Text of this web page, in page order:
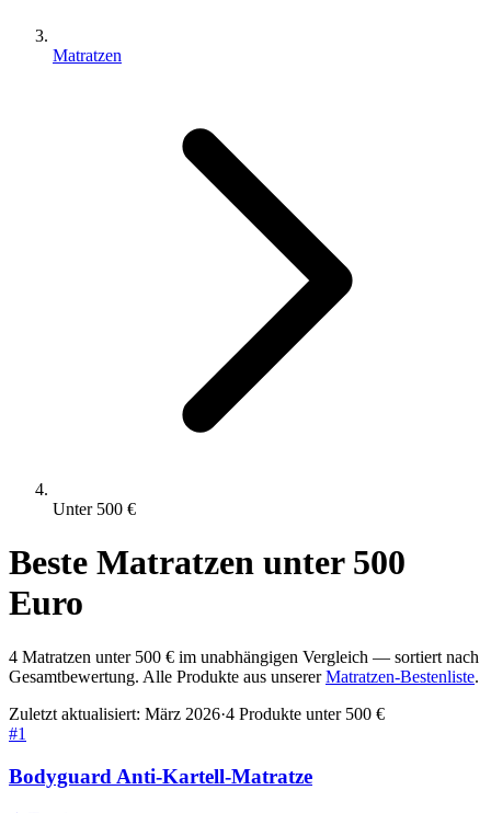
Matratzen
Unter 500 €
Beste Matratzen unter 500
Euro
4 Matratzen unter 500 € im unabhängigen Vergleich — sortiert nach
Gesamtbewertung. Alle Produkte aus unserer Matratzen-Bestenliste.
Zuletzt aktualisiert: März 2026·4 Produkte unter 500 €
#1
Bodyguard Anti-Kartell-Matratze